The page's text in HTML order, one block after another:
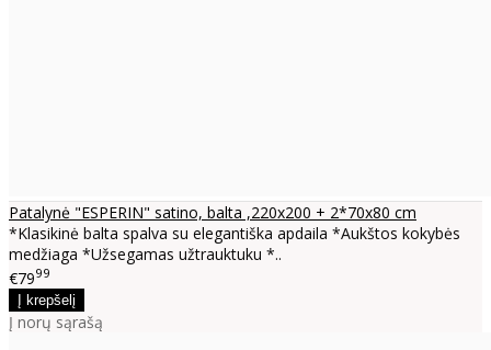
Patalynė "ESPERIN" satino, balta ,220x200 + 2*70x80 cm
*Klasikinė balta spalva su elegantiška apdaila *Aukštos kokybės
medžiaga *Užsegamas užtrauktuku *..
€7999
Į norų sąrašą